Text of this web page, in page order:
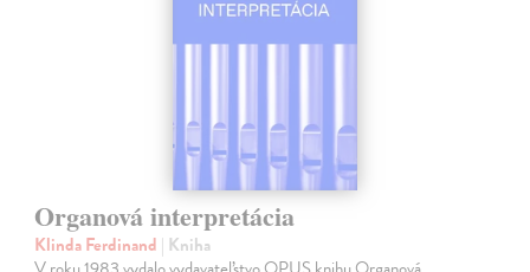
Organová interpretácia
Klinda Ferdinand | Kniha